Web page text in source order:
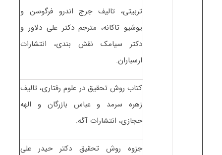
تربیتی، تالیف جرج اندرو فرگوسن و
یوشیو تاکانه، مترجم دکتر علی دلاور و
دکتر سیامک نقش بندی، انتشارات
ارسباران.
کتاب روش تحقیق در علوم رفتاری، تالیف
زهره سرمد و عباس بازرگان و الهه
حجازی، انتشارات آگه.
جزوه روش تحقیق دکتر حیدر علی